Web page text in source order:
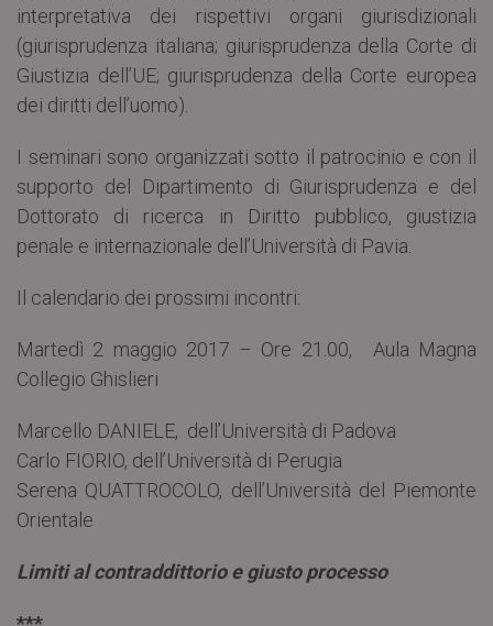
interpretativa dei rispettivi organi giurisdizionali
(giurisprudenza italiana; giurisprudenza della Corte di
Giustizia dell’UE; giurisprudenza della Corte europea
dei diritti dell’uomo).
I seminari sono organizzati sotto il patrocinio e con il
supporto del Dipartimento di Giurisprudenza e del
Dottorato di ricerca in Diritto pubblico, giustizia
penale e internazionale dell’Università di Pavia.
Il calendario dei prossimi incontri:
Martedì 2 maggio 2017 – Ore 21.00, Aula Magna
Collegio Ghislieri
Marcello DANIELE, dell’Università di Padova
Carlo FIORIO, dell’Università di Perugia
Serena QUATTROCOLO, dell’Università del Piemonte
Orientale
Limiti al contraddittorio e giusto processo